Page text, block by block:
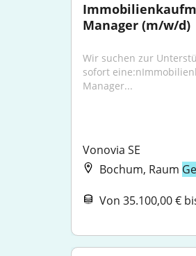
Manager (m/w/d)
Wir suchen zur
sofort
Manager...
Vonovia SE
Bochum, Raum
Von 35.100,00 €